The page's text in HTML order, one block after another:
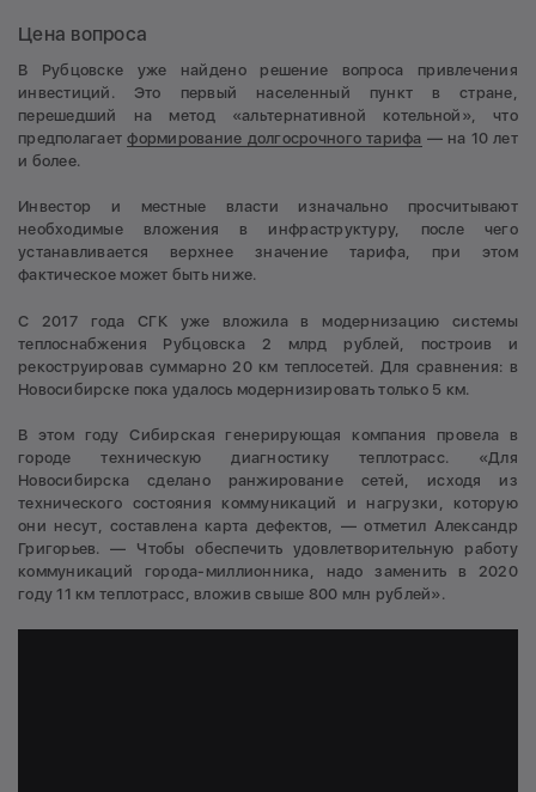
Цена вопроса
В Рубцовске уже найдено решение вопроса привлечения
инвестиций. Это первый населенный пункт в стране,
перешедший на метод «альтернативной котельной», что
предполагаетформирование долгосрочного тарифа — на 10 лет
и более.
Инвестор и местные власти изначально просчитывают
необходимые вложения в инфраструктуру, после чего
устанавливается верхнее значение тарифа, при этом
фактическое может быть ниже.
С 2017 года СГК уже вложила в модернизацию системы
теплоснабжения Рубцовска 2 млрд рублей, построив и
рекоструировав суммарно 20 км теплосетей. Для сравнения: в
Новосибирске пока удалось модернизировать только 5 км.
В этом году Сибирская генерирующая компания провела в
городе техническую диагностику теплотрасс. «Для
Новосибирска сделано ранжирование сетей, исходя из
технического состояния коммуникаций и нагрузки, которую
они несут, составлена карта дефектов, — отметил Александр
Григорьев. — Чтобы обеспечить удовлетворительную работу
коммуникаций города-миллионника, надо заменить в 2020
году 11 км теплотрасс, вложив свыше 800 млн рублей».